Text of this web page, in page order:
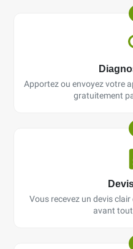
Apportez ou envoyez votre
gratuitement
Vous recevez un devis
avant